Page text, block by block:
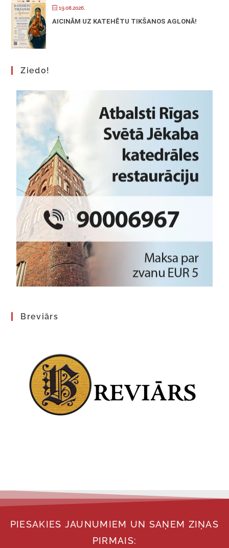
19.08.2026.
AICINĀM UZ KATEHĒTU TIKŠANOS AGLONĀ!
Ziedo!
Breviārs
PIESAKIES JAUNUMIEM UN SAŅEM ZIŅAS
PIRMAIS: